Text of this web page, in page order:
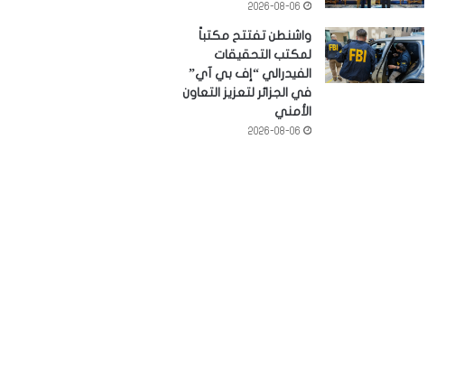
2026-08-06
واشنطن تفتتح مكتباً
لمكتب التحقيقات
الفيدرالي “إف بي آي”
في الجزائر لتعزيز التعاون
الأمني
2026-08-06